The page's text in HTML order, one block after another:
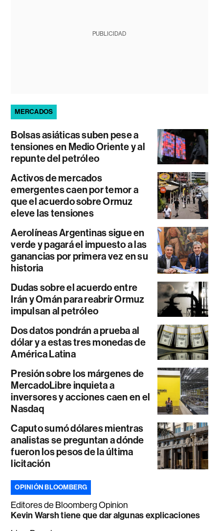
PUBLICIDAD
MERCADOS
Bolsas asiáticas suben pese a
tensiones en Medio Oriente y al
repunte del petróleo
Activos de mercados
emergentes caen por temor a
que el acuerdo sobre Ormuz
eleve las tensiones
Aerolíneas Argentinas sigue en
verde y pagará el impuesto a las
ganancias por primera vez en su
historia
Dudas sobre el acuerdo entre
Irán y Omán para reabrir Ormuz
impulsan al petróleo
Dos datos pondrán a prueba al
dólar y a estas tres monedas de
América Latina
Presión sobre los márgenes de
MercadoLibre inquieta a
inversores y acciones caen en el
Nasdaq
Caputo sumó dólares mientras
analistas se preguntan a dónde
fueron los pesos de la última
licitación
OPINIÓN BLOOMBERG
Editores de Bloomberg Opinion
Kevin Warsh tiene que dar algunas explicaciones